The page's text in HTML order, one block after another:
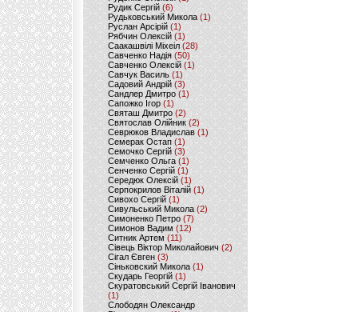
Рудик Сергій(6)
Рудьковський Микола (1)
Руслан Арсірій(1)
Рябчин Олексій (1)
Саакашвілі Міхеіл(28)
Савченко Надія (50)
Савченко Олексій(1)
Савчук Василь (1)
Садовий Андрій (3)
Сандлер Дмитро(1)
Сапожко Ігор(1)
Святаш Дмитро (2)
Святослав Олійник (2)
Севрюков Владислав (1)
Семерак Остап (1)
Семочко Сергій (3)
Семченко Ольга (1)
Сенченко Сергій(1)
Середюк Олексій(1)
Серпокрилов Віталій(1)
Сивохо Сергій(1)
Сивульський Микола(2)
Симоненко Петро(7)
Симонов Вадим (12)
Ситник Артем(11)
Сівець Віктор Миколайович(2)
Сігал Євген (3)
Сіньковский Микола(1)
Скударь Георгій (1)
Скуратовський Сергій Іванович
(1)
Слободян Олександр